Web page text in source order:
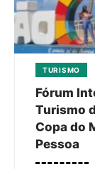
TURISMO
Fórum
Turismo
Copa do
Pessoa